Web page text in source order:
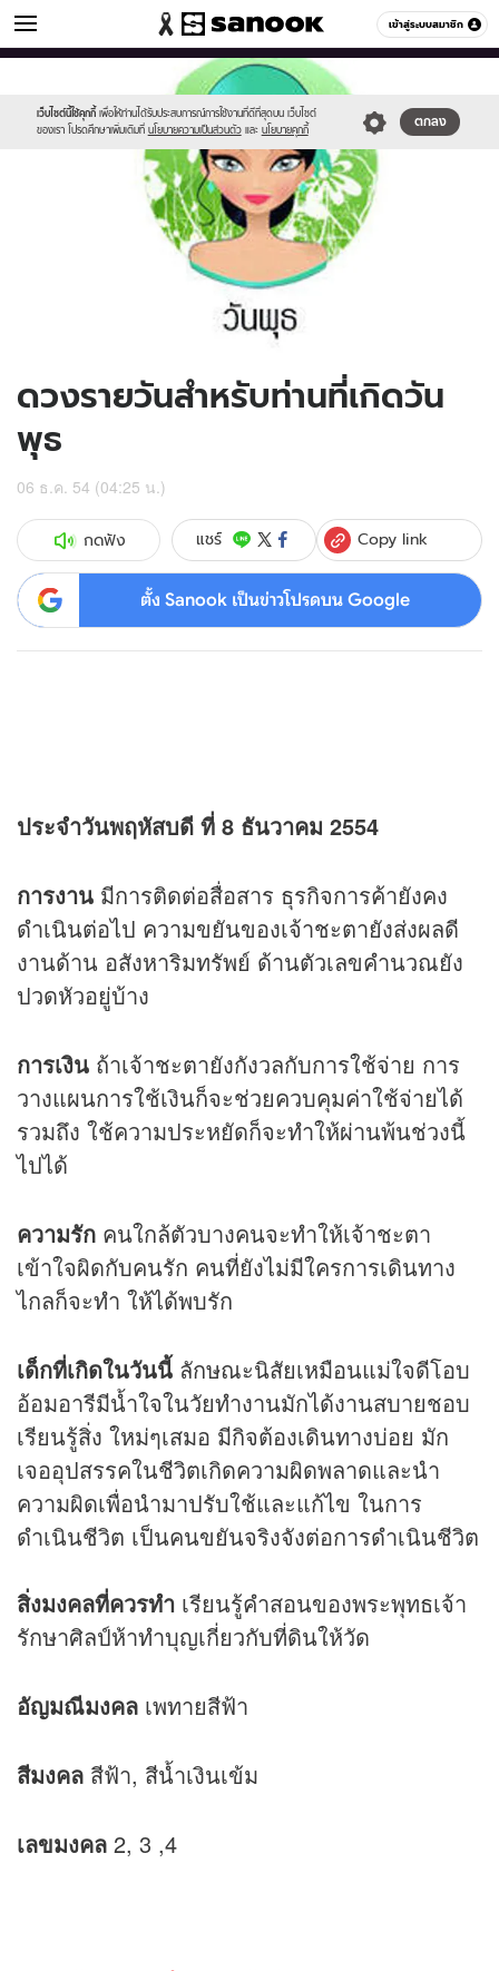
เข้าสู่ระบบสมาชิก
ดูดวง หมวดอื่นๆ
เว็บไซต์นี้ใช้คุกกี้ เพื่อให้ท่านได้รับประสบการณ์การใช้งานที่ดีที่สุดบน เว็บไซต์
ของเรา โปรดศึกษาเพิ่มเติมที่ นโยบายความเป็นส่วนตัว และ นโยบายคุกกี้
ตกลง
//s.isanook.com/sr/0/images/logo-
sanook.png
//s.isanook.com/ho/0/ud/4/22077/170-
ดวงรายวันสำหรับท่านที่เกิดวัน
พุธ
06 ธ.ค. 54 (04:25 น.)
กดฟัง แชร์ Copy link
ตั้ง Sanook เป็นข่าวโปรดบน Google
ประจำวันพฤหัสบดี ที่ 8 ธันวาคม 2554
การงาน มีการติดต่อสื่อสาร ธุรกิจการค้ายังคง
ดำเนินต่อไป ความขยันของเจ้าชะตายังส่งผลดี
งานด้าน อสังหาริมทรัพย์ ด้านตัวเลขคำนวณยัง
ปวดหัวอยู่บ้าง
การเงิน ถ้าเจ้าชะตายังกังวลกับการใช้จ่าย การ
วางแผนการใช้เงินก็จะช่วยควบคุมค่าใช้จ่ายได้
รวมถึง ใช้ความประหยัดก็จะทำให้ผ่านพ้นช่วงนี้
ไปได้
ความรัก คนใกล้ตัวบางคนจะทำให้เจ้าชะตา
เข้าใจผิดกับคนรัก คนที่ยังไม่มีใครการเดินทาง
ไกลก็จะทำ ให้ได้พบรัก
เด็กที่เกิดในวันนี้ ลักษณะนิสัยเหมือนแม่ใจดีโอบ
อ้อมอารีมีน้ำใจในวัยทำงานมักได้งานสบายชอบ
เรียนรู้สิ่ง ใหม่ๆเสมอ มีกิจต้องเดินทางบ่อย มัก
เจออุปสรรคในชีวิตเกิดความผิดพลาดและนำ
ความผิดเพื่อนำมาปรับใช้และแก้ไข ในการ
ดำเนินชีวิต เป็นคนขยันจริงจังต่อการดำเนินชีวิต
สิ่งมงคลที่ควรทำ เรียนรู้คำสอนของพระพุทธเจ้า
รักษาศิลป์ห้าทำบุญเกี่ยวกับที่ดินให้วัด
อัญมณีมงคล เพทายสีฟ้า
สีมงคล สีฟ้า, สีน้ำเงินเข้ม
เลขมงคล 2, 3 ,4